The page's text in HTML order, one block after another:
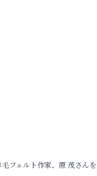
フェルト作家、原 茂さん